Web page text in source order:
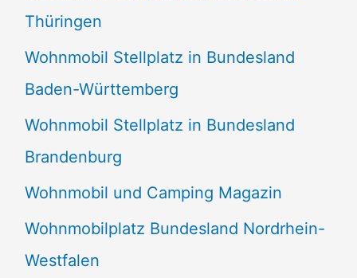
Thüringen
Wohnmobil Stellplatz in Bundesland
Baden-Württemberg
Wohnmobil Stellplatz in Bundesland
Brandenburg
Wohnmobil und Camping Magazin
Wohnmobilplatz Bundesland Nordrhein-
Westfalen